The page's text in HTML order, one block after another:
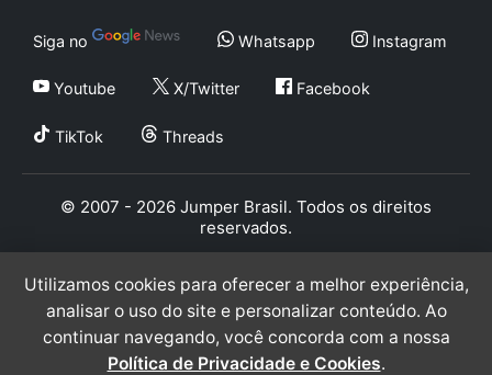
Siga no Whatsapp Instagram
Youtube X/Twitter Facebook
TikTok Threads
© 2007 - 2026 Jumper Brasil. Todos os direitos
reservados.
Utilizamos cookies para oferecer a melhor experiência,
analisar o uso do site e personalizar conteúdo. Ao
continuar navegando, você concorda com a nossa
Política de Privacidade e Cookies.